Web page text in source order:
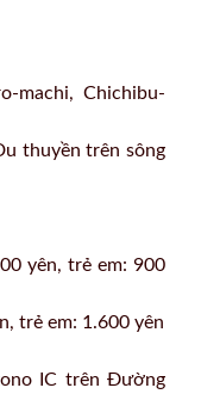
machi, Chichibu-
thuyền trên sông
yên, trẻ em: 900
trẻ em: 1.600 yên
IC trên Đường